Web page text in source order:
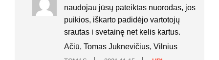
naudojau jūsų pateiktas nuorodas, jos
puikios, iškarto padidėjo vartotojų
srautas i svetainę net kelis kartus.
Ačiū, Tomas Juknevičius, Vilnius